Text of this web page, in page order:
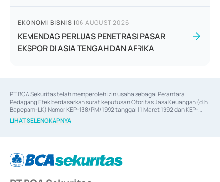
EKONOMI BISNIS |06 AUGUST 2026
KEMENDAG PERLUAS PENETRASI PASAR
EKSPOR DI ASIA TENGAH DAN AFRIKA
PT BCA Sekuritas telah memperoleh izin usaha sebagai Perantara
Pedagang Efek berdasarkan surat keputusan Otoritas Jasa Keuangan (d.h
Bapepam-LK) Nomor KEP-138/PM/1992 tanggal 11 Maret 1992 dan KEP-
06/D.04/2014 tanggal 28 Februari 2014, izin usaha sebagai Penjamin Emisi
Efek berdasarkan surat keputusan Otoritas Jasa Keuangan Nomor KEP-
berdasarkan surat keputusan Otoritas Jasa Keuangan Nomor S-
67/PM.21/2017 tanggal 3 Februari 2017, dan beberapa izin usaha lainnya
Sertifikat Deposito di Pasar Uang yang izinnya diterbitkan pada tahun 2017
LIHAT SELENGKAPNYA